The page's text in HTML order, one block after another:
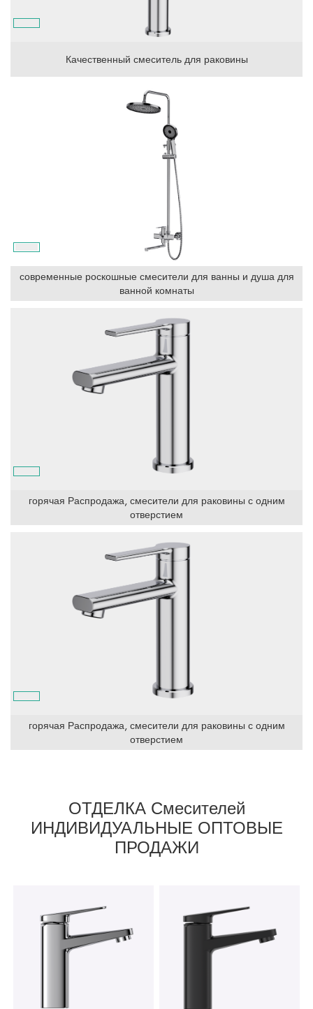
Качественный смеситель для раковины
современные роскошные смесители для ванны и душа для
ванной комнаты
горячая Распродажа, смесители для раковины с одним
отверстием
горячая Распродажа, смесители для раковины с одним
отверстием
ОТДЕЛКА Смесителей
ИНДИВИДУАЛЬНЫЕ ОПТОВЫЕ
ПРОДАЖИ